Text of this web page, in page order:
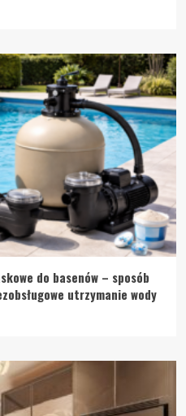
do basenów – sposób
utrzymanie wody